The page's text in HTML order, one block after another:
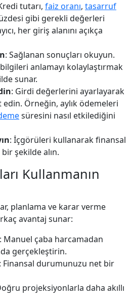
tutarı, faiz oranı, tasarruf
gibi gerekli değerleri
her giriş alanını açıkça
: Sağlanan sonuçları okuyun.
anlamayı kolaylaştırmak
sunar.
: Girdi değerlerini ayarlayarak
edin. Örneğin, aylık ödemeleri
süresini nasıl etkilediğini
: İçgörüleri kullanarak finansal
bir şekilde alın.
Kullanmanın
planlama ve karar verme
avantaj sunar:
: Manuel çaba harcamadan
gerçekleştirin.
: Finansal durumunuzu net bir
projeksiyonlarla daha akıllı